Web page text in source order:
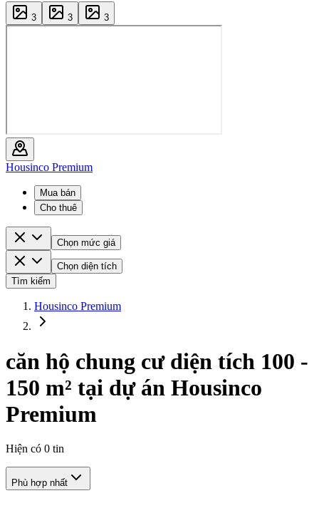
3 3 3
Housinco Premium
Mua bán
Cho thuê
Chọn mức giá
Chọn diện tích
Tìm kiếm
Housinco Premium
căn hộ chung cư diện tích 100 -
150 m² tại dự án Housinco
Premium
Hiện có 0 tin
Phù hợp nhất